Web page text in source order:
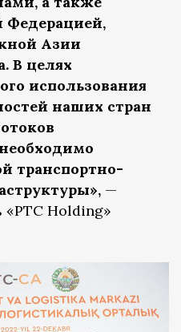
Федерацией,
Азии
В целях
использования
наших стран
транспортно-
—
«РТС Holding»